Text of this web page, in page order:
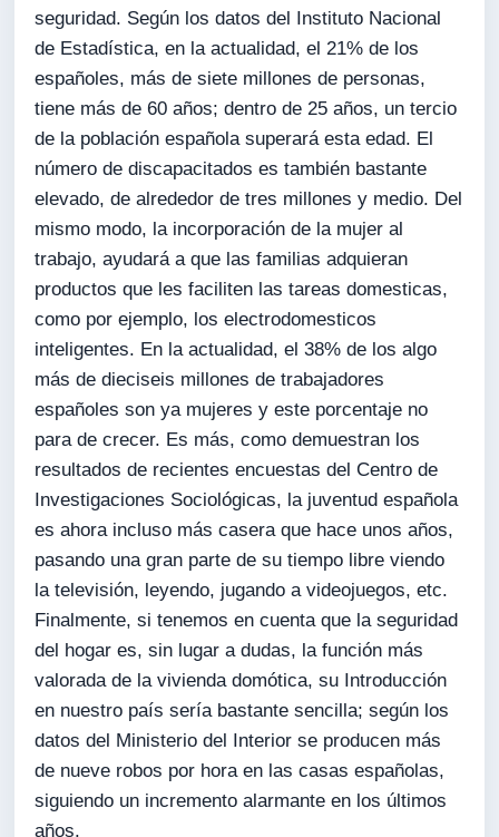
seguridad. Según los datos del Instituto Nacional
de Estadística, en la actualidad, el 21% de los
españoles, más de siete millones de personas,
tiene más de 60 años; dentro de 25 años, un tercio
de la población española superará esta edad. El
número de discapacitados es también bastante
elevado, de alrededor de tres millones y medio. Del
mismo modo, la incorporación de la mujer al
trabajo, ayudará a que las familias adquieran
productos que les faciliten las tareas domesticas,
como por ejemplo, los electrodomesticos
inteligentes. En la actualidad, el 38% de los algo
más de dieciseis millones de trabajadores
españoles son ya mujeres y este porcentaje no
para de crecer. Es más, como demuestran los
resultados de recientes encuestas del Centro de
Investigaciones Sociológicas, la juventud española
es ahora incluso más casera que hace unos años,
pasando una gran parte de su tiempo libre viendo
la televisión, leyendo, jugando a videojuegos, etc.
Finalmente, si tenemos en cuenta que la seguridad
del hogar es, sin lugar a dudas, la función más
valorada de la vivienda domótica, su Introducción
en nuestro país sería bastante sencilla; según los
datos del Ministerio del Interior se producen más
de nueve robos por hora en las casas españolas,
siguiendo un incremento alarmante en los últimos
años.